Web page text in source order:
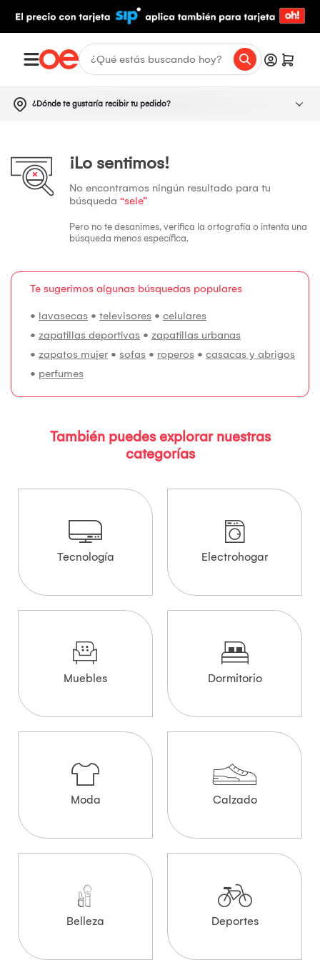
¿Dónde te gustaría recibir tu pedido?
¡Lo sentimos!
No encontramos ningún resultado para tu
búsqueda “sele”
Pero no te desanimes, verifica la ortografía o intenta una
búsqueda menos específica.
Te sugerimos algunas búsquedas populares
• lavasecas • televisores • celulares
• zapatillas deportivas • zapatillas urbanas
• zapatos mujer • sofas • roperos • casacas y abrigos
• perfumes
También puedes explorar nuestras
categorías
Tecnología Electrohogar
Muebles Dormitorio
Moda Calzado
Belleza Deportes